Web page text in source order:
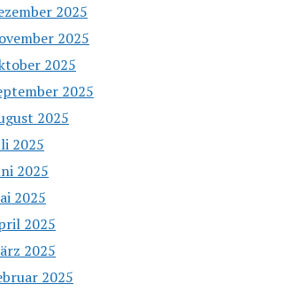
2025
2025
2025
2025
2025
2025
2025
2025
2025
2025
2025